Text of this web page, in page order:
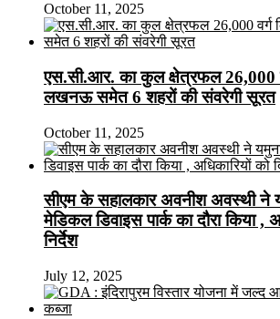
October 11, 2025
एस.सी.आर. का कुल क्षेत्रफल 26,000
लखनऊ समेत 6 शहरों की संवरेगी सूरत
October 11, 2025
सीएम के सहालकार अवनीश अवस्थी ने
मेडिकल डिवाइस पार्क का दौरा किया ,
निर्देश
July 12, 2025